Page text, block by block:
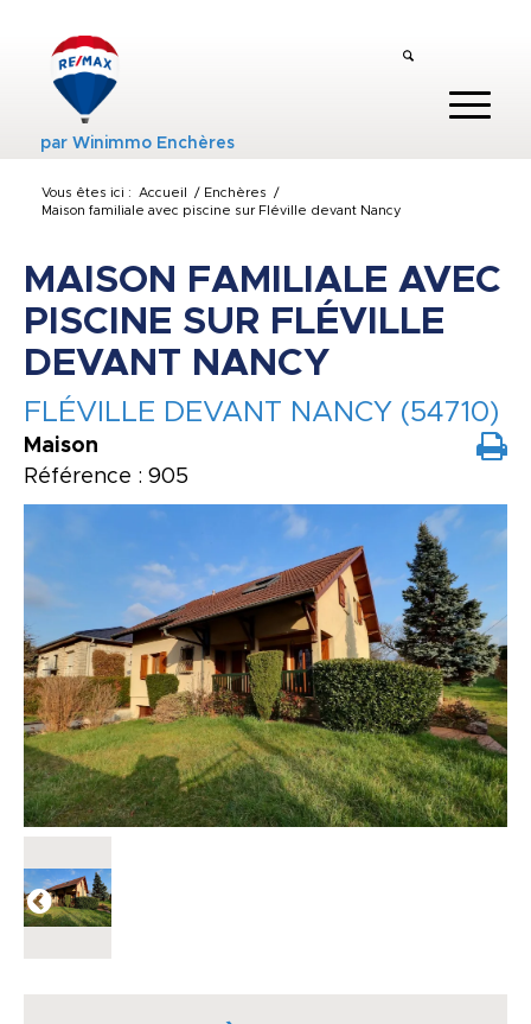
parWinimmo Enchères
Vous êtes ici : Accueil / Enchères
/
Maison familiale avec piscine sur Fléville devant Nancy
MAISON FAMILIALE AVEC
PISCINE SUR FLÉVILLE
DEVANT NANCY
FLÉVILLE DEVANT NANCY (54710)
Maison
Référence : 905